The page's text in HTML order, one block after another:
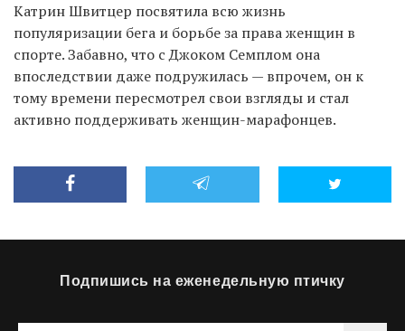
Катрин Швитцер посвятила всю жизнь
популяризации бега и борьбе за права женщин в
спорте. Забавно, что с Джоком Семплом она
впоследствии даже подружилась — впрочем, он к
тому времени пересмотрел свои взгляды и стал
активно поддерживать женщин-марафонцев.
Подпишись на еженедельную птичку